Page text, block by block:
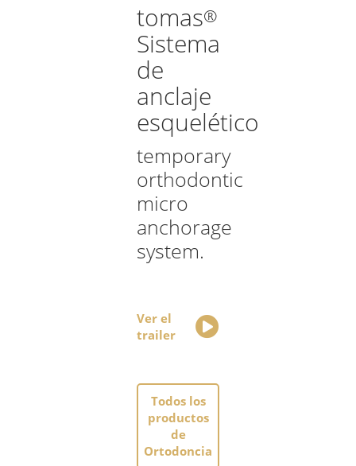
tomas®
Sistema
de
anclaje
esquelético
temporary
orthodontic
micro
anchorage
system.
Ver el
trailer
Todos los
productos
de
Ortodoncia